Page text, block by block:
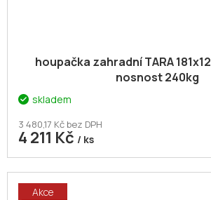
houpačka zahradní TARA
nosnost 240kg
skladem
3 480,17 Kč bez DPH
4 211 Kč / ks
Akce